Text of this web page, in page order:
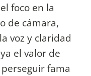
foco en la
de cámara,
voz y claridad
el valor de
fama